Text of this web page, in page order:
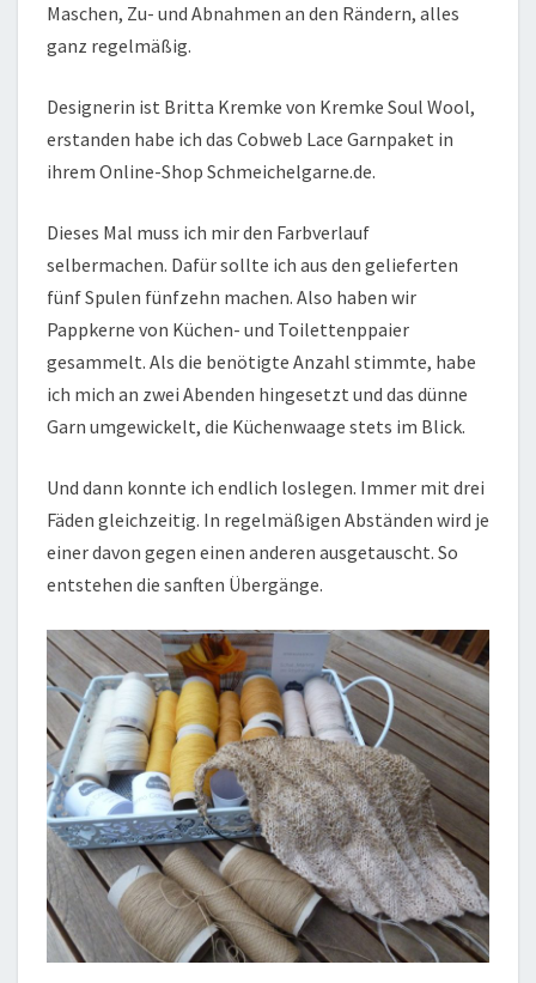
Maschen, Zu- und Abnahmen an den Rändern, alles
ganz regelmäßig.
Designerin ist Britta Kremke von Kremke Soul Wool,
erstanden habe ich das Cobweb Lace Garnpaket in
ihrem Online-Shop Schmeichelgarne.de.
Dieses Mal muss ich mir den Farbverlauf
selbermachen. Dafür sollte ich aus den gelieferten
fünf Spulen fünfzehn machen. Also haben wir
Pappkerne von Küchen- und Toilettenppaier
gesammelt. Als die benötigte Anzahl stimmte, habe
ich mich an zwei Abenden hingesetzt und das dünne
Garn umgewickelt, die Küchenwaage stets im Blick.
Und dann konnte ich endlich loslegen. Immer mit drei
Fäden gleichzeitig. In regelmäßigen Abständen wird je
einer davon gegen einen anderen ausgetauscht. So
entstehen die sanften Übergänge.